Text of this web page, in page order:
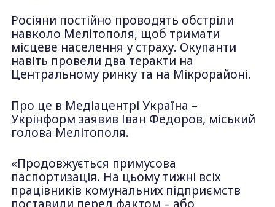
Росіяни постійно проводять обстріли
навколо Мелітополя, щоб тримати
місцеве населення у страху. Окупанти
навіть провели два теракти на
Центральному ринку та на Мікрорайоні.
Про це в Медіацентрі Україна –
Укрінформ заявив Іван Федоров, міський
голова Мелітополя.
«Продовжується примусова
паспортизація. На цьому тижні всіх
працівників комунальних підприємств